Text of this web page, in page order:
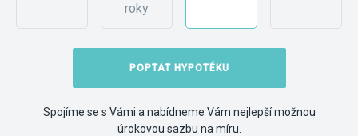
roky
POPTAT HYPOTÉKU
Spojíme se s Vámi a nabídneme Vám nejlepší možnou
úrokovou sazbu na míru.